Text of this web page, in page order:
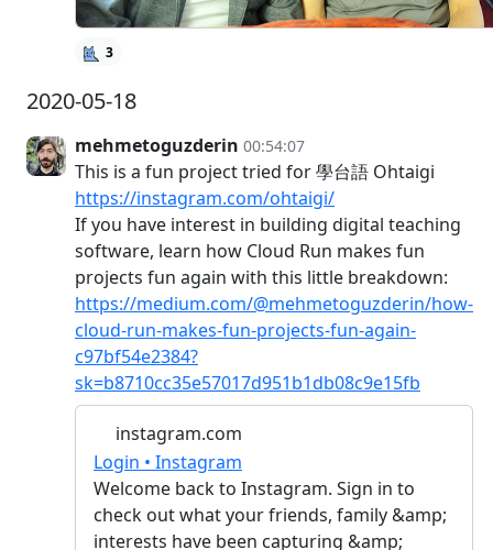
3
2020-05-18
mehmetoguzderin 00:54:07
This is a fun project tried for 學台語 Ohtaigi
https://instagram.com/ohtaigi/
If you have interest in building digital teaching
software, learn how Cloud Run makes fun
projects fun again with this little breakdown:
https://medium.com/@mehmetoguzderin/how-
cloud-run-makes-fun-projects-fun-again-
c97bf54e2384?
sk=b8710cc35e57017d951b1db08c9e15fb
instagram.com
Login • Instagram
Welcome back to Instagram. Sign in to
check out what your friends, family &amp;
interests have been capturing &amp;